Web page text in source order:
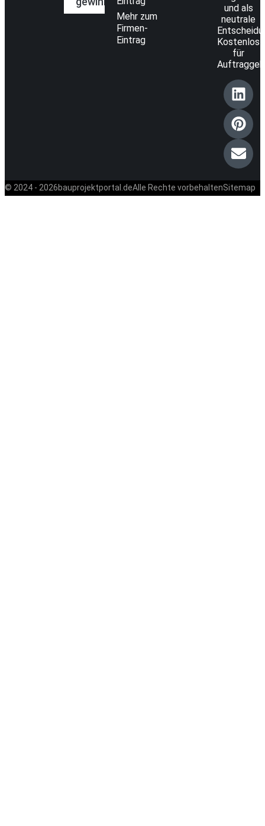
Mehr zum
Firmen-
Eintrag
und als
neutrale
Kostenlos
für
© 2024 - 2026bauprojektportal.deAlle Rechte vorbehaltenSitemap